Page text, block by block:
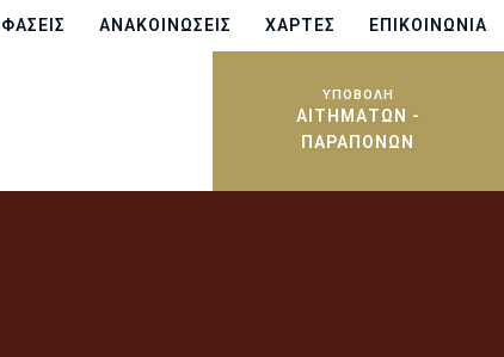
ΑΝΑΚΟΙΝΏΣΕΙΣ ΧΆΡΤΕΣ ΕΠΙΚΟΙΝΩΝΊΑ
ΥΠΟΒΟΛΗ
ΑΙΤΗΜΆΤΩΝ -
ΠΑΡΑΠΌΝΩΝ